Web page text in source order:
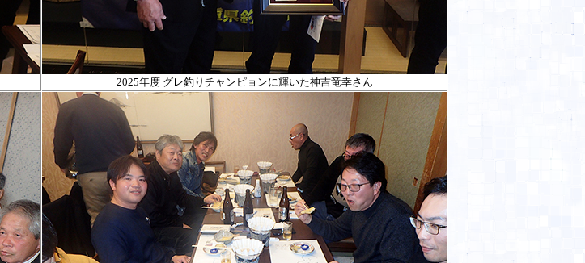
2025年度 グレ釣りチャンピョンに輝いた神吉竜幸さん